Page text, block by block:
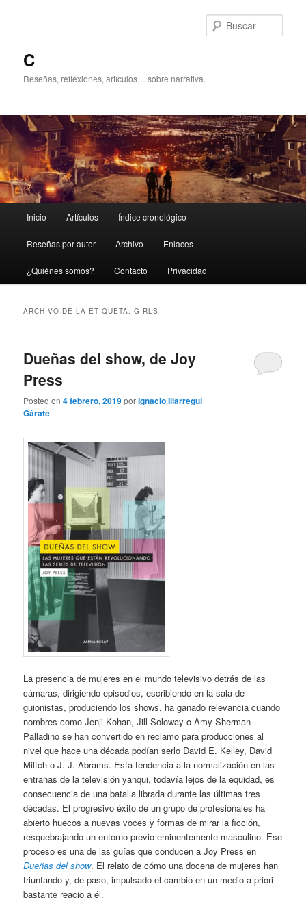
C
Reseñas, reflexiones, artículos… sobre narrativa.
principal
Inicio Artículos Índice cronológico
Reseñas por autor Archivo Enlaces
¿Quiénes somos? Contacto Privacidad
ARCHIVO DE LA ETIQUETA:GIRLS
Dueñas del show, de Joy
Press
Posted on4 febrero, 2019porIgnacio Illarregui
Gárate
La presencia de mujeres en el mundo televisivo detrás de las
cámaras, dirigiendo episodios, escribiendo en la sala de
guionistas, produciendo los shows, ha ganado relevancia cuando
nombres como Jenji Kohan, Jill Soloway o Amy Sherman-
Palladino se han convertido en reclamo para producciones al
nivel que hace una década podían serlo David E. Kelley, David
Miltch o J. J. Abrams. Esta tendencia a la normalización en las
entrañas de la televisión yanqui, todavía lejos de la equidad, es
consecuencia de una batalla librada durante las últimas tres
décadas. El progresivo éxito de un grupo de profesionales ha
abierto huecos a nuevas voces y formas de mirar la ficción,
resquebrajando un entorno previo eminentemente masculino. Ese
proceso es una de las guías que conducen a Joy Press en
Dueñas del show. El relato de cómo una docena de mujeres han
triunfando y, de paso, impulsado el cambio en un medio a priori
bastante reacio a él.